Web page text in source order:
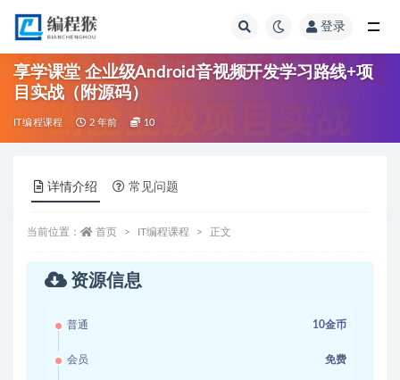
登录
享学课堂 企业级Android音视频开发学习路线+项
目实战（附源码）
IT编程课程 2 年前 10
详情介绍 常见问题
当前位置： 首页 IT编程课程 正文
资源信息
普通 10金币
会员 免费